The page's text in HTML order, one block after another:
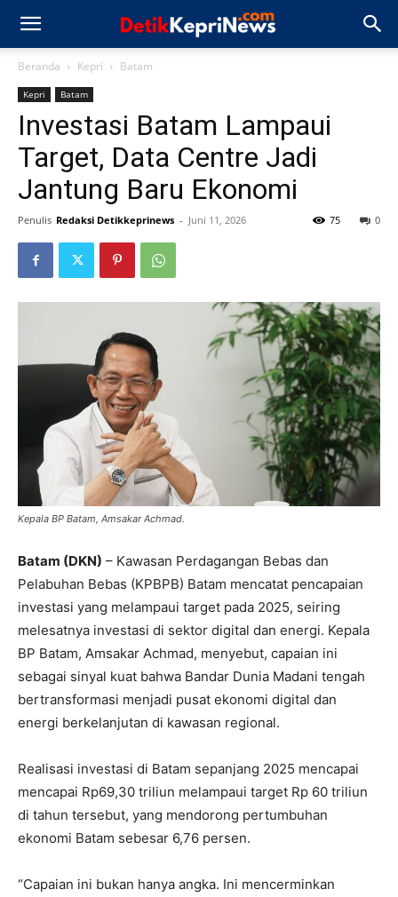
Beranda Kepri Batam
Kepri Batam
Investasi Batam Lampaui
Target, Data Centre Jadi
Jantung Baru Ekonomi
Penulis Redaksi Detikkeprinews - Juni 11, 2026 0
75
Kepala BP Batam, Amsakar Achmad.
Batam (DKN) – Kawasan Perdagangan Bebas dan
Pelabuhan Bebas (KPBPB) Batam mencatat pencapaian
investasi yang melampaui target pada 2025, seiring
melesatnya investasi di sektor digital dan energi. Kepala
BP Batam, Amsakar Achmad, menyebut, capaian ini
sebagai sinyal kuat bahwa Bandar Dunia Madani tengah
bertransformasi menjadi pusat ekonomi digital dan
energi berkelanjutan di kawasan regional.
Realisasi investasi di Batam sepanjang 2025 mencapai
mencapai Rp69,30 triliun melampaui target Rp 60 triliun
di tahun tersebut, yang mendorong pertumbuhan
ekonomi Batam sebesar 6,76 persen.
“Capaian ini bukan hanya angka. Ini mencerminkan